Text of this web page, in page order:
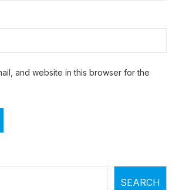
and website in this browser for the
SEARCH